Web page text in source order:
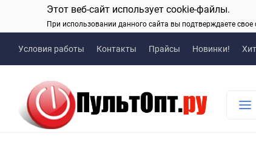
Этот веб-сайт использует cookie-файлы.
При использовании данного сайта вы подтверждаете
Условия работы Контакты Прайсы Новинки!